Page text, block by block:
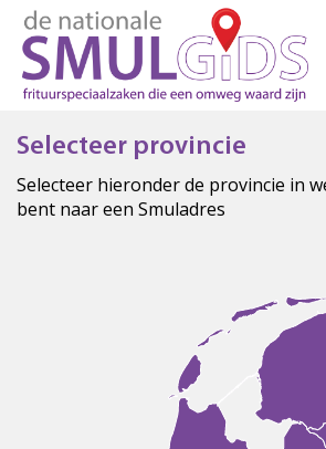
Selecteer provincie
Selecteer hieronder de provincie in
bent naar een Smuladres